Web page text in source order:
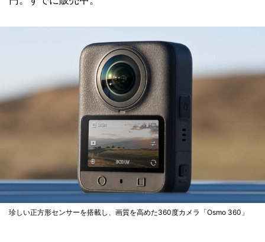
珍しい正方形センサーを搭載し、画質を高めた360度カメラ「Osmo 360」